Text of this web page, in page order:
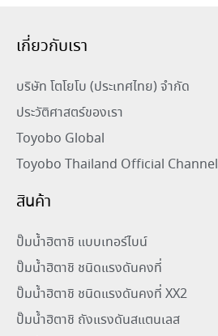
เกี่ยวกับเรา
บริษัท โตโยโบ (ประเทศไทย) จำกัด
ประวัติศาสตร์ของเรา
Toyobo Global
Toyobo Thailand Official Channel
สินค้า
ปั๊มน้ำฮิตาชิ แบบเทอร์ไบน์
ปั๊มน้ำฮิตาชิ ชนิดแรงดันคงที่
ปั๊มน้ำฮิตาชิ ชนิดแรงดันคงที่ XX2
ปั๊มน้ำฮิตาชิ ถังแรงดันสแตนเลส